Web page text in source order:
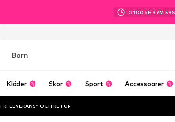
01D 06H 39M 58S
Barn
Kläder Skor Sport Accessoarer
FRI LEVERANS* OCH RETUR